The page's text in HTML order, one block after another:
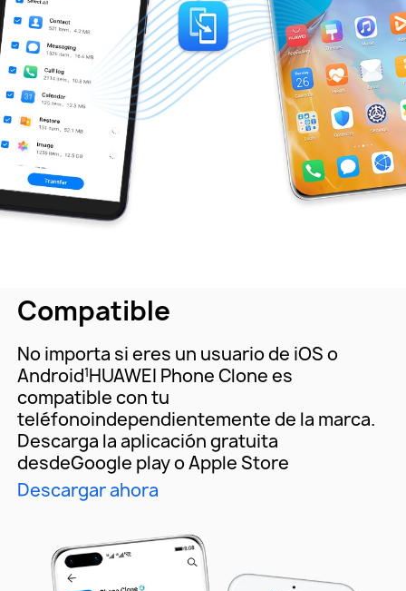
Compatible
No importa si eres un usuario de iOS o
Android1HUAWEI Phone Clone es
compatible con tu
teléfonoindependientemente de la marca.
Descarga la aplicación gratuita
desdeGoogle play o Apple Store
Descargar ahora